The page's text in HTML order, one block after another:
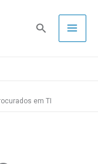
Pesquisa
em TI